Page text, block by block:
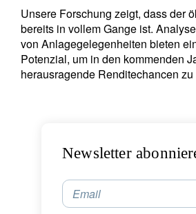
Unsere Forschung zeigt, dass der
bereits in vollem Gange ist.
von Anlagegelegenheiten bieten
Potenzial, um in den kommenden
herausragende Renditechancen
Newsletter
Email
Titel Vorname
Ich bin weder in den USA wohnhaft